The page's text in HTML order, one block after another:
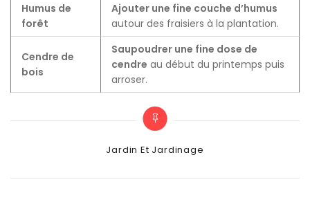
Humus de
forêt
Ajouter une fine couche d’humus
autour des fraisiers à la plantation.
Cendre de
bois
Saupoudrer une fine dose de
cendre au début du printemps puis
arroser.
Categories
Jardin Et Jardinage